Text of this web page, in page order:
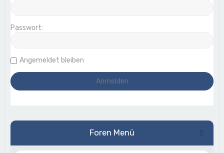
Passwort:
Angemeldet bleiben
Foren Menü